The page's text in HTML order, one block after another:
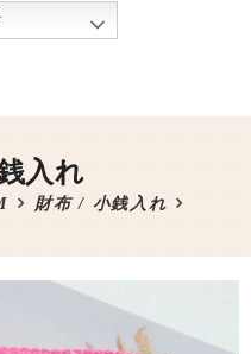
入れ
財布 / 小銭入れ